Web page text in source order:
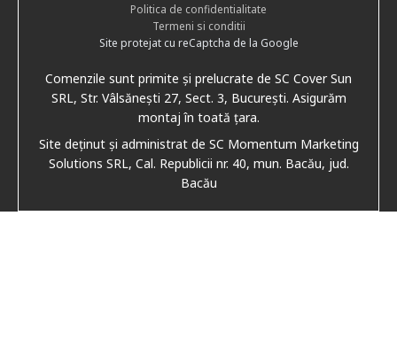
Politica de confidentialitate
Termeni si conditii
Site protejat cu reCaptcha de la Google
Comenzile sunt primite și prelucrate de SC Cover Sun
SRL, Str. Vâlsănești 27, Sect. 3, București. Asigurăm
montaj în toată țara.
Site deținut și administrat de SC Momentum Marketing
Solutions SRL, Cal. Republicii nr. 40, mun. Bacău, jud.
Bacău